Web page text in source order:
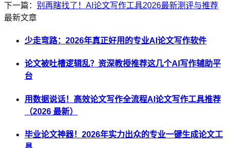
下一篇： 别再瞎找了！AI论文写作工具2026最新测评与推荐
最新文章
少走弯路：2026年真正好用的专业AI论文写作软件
论文被吐槽逻辑乱？资深教授推荐这几个AI写作辅助平
台
用数据说话！高效论文写作全流程AI论文写作工具推荐
（2026 最新）
毕业论文神器！2026年实力出众的专业一键生成论文工